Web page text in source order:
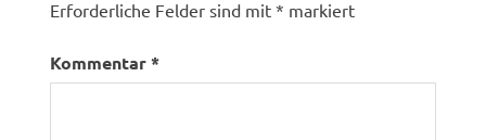
Erforderliche Felder sind mit* markiert
Kommentar*